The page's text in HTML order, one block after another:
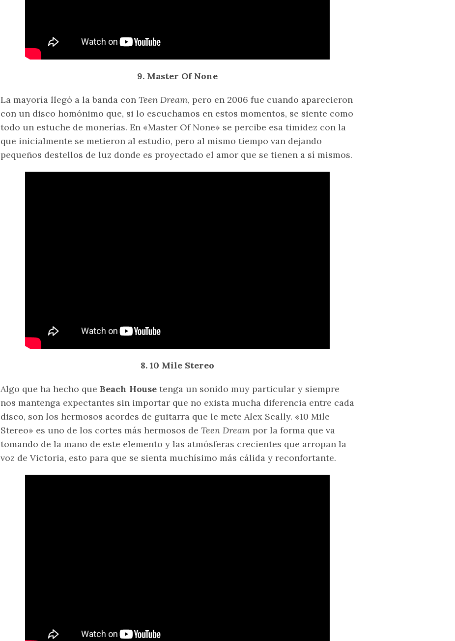
9. Master Of None
La mayoría llegó a la banda con Teen Dream, pero en 2006 fue cuando aparecieron
con un disco homónimo que, si lo escuchamos en estos momentos, se siente como
todo un estuche de monerías. En «Master Of None» se percibe esa timidez con la
que inicialmente se metieron al estudio, pero al mismo tiempo van dejando
pequeños destellos de luz donde es proyectado el amor que se tienen a sí mismos.
8. 10 Mile Stereo
Algo que ha hecho que Beach House tenga un sonido muy particular y siempre
nos mantenga expectantes sin importar que no exista mucha diferencia entre cada
disco, son los hermosos acordes de guitarra que le mete Alex Scally. «10 Mile
Stereo» es uno de los cortes más hermosos de Teen Dream por la forma que va
tomando de la mano de este elemento y las atmósferas crecientes que arropan la
voz de Victoria, esto para que se sienta muchísimo más cálida y reconfortante.